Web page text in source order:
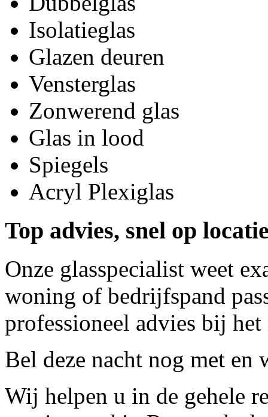
Isolatieglas
Glazen deuren
Vensterglas
Zonwerend glas
Glas in lood
Spiegels
Acryl Plexiglas
Top advies, snel op
Onze glasspecialist weet
woning of bedrijfspand
professioneel advies bij
Bel deze nacht nog met en
Wij helpen u in de gehele